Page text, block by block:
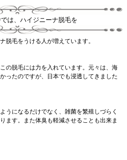
は、ハイジニーナ脱毛を
脱毛をうける人が増えています。
の脱毛には力を入れています。元々は、海
ったのですが、日本でも浸透してきました
うになるだけでなく、雑菌を繁殖しづらく
ます。また体臭も軽減させることも出来ま